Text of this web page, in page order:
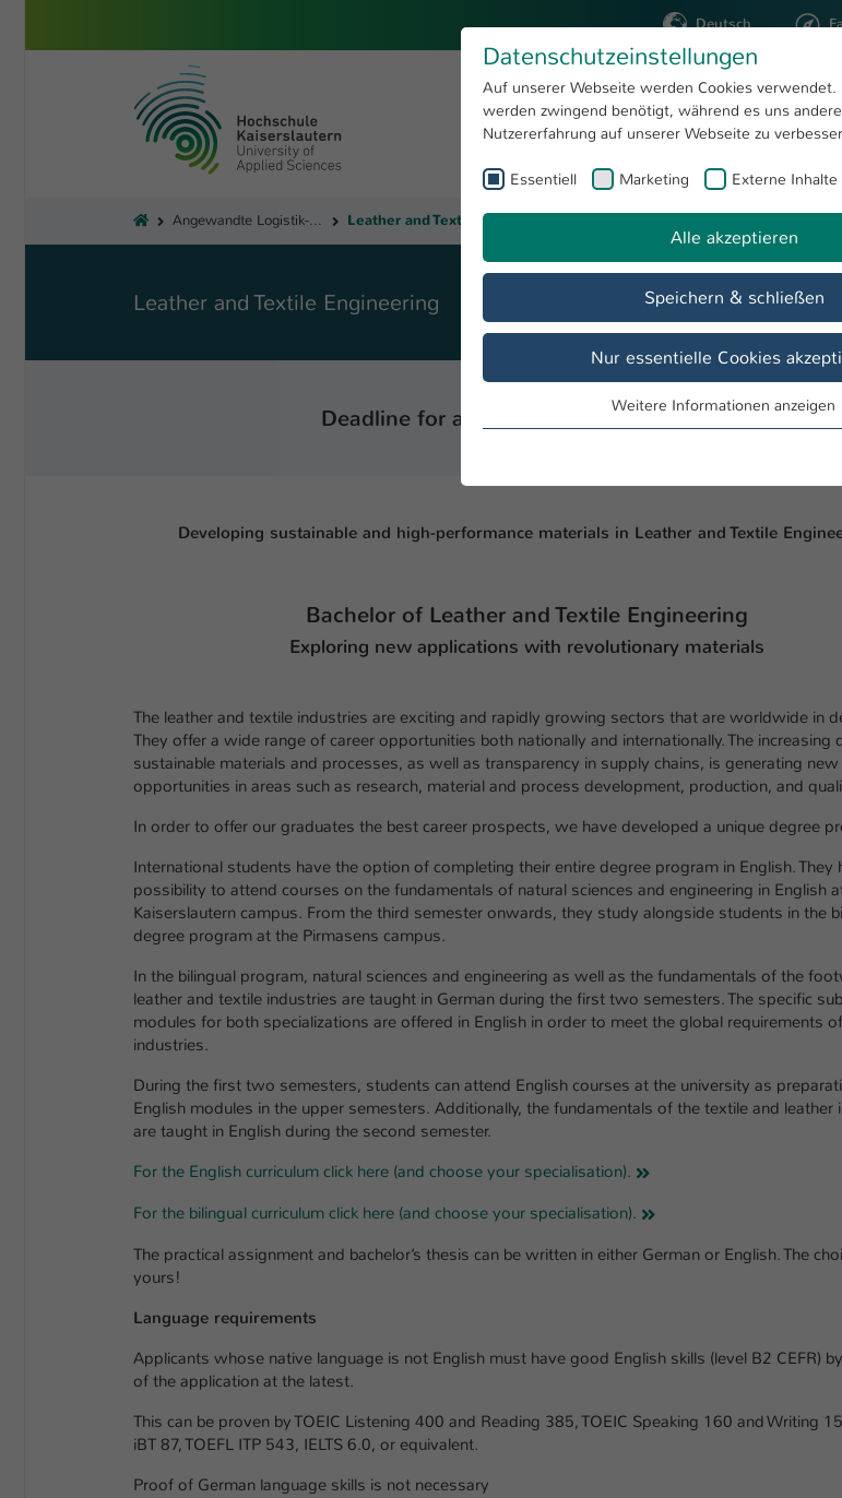
Deutsch
University of Applied Sciences Kaiserslautern
You are here: Angewandte Logistik- und Polymerwissenschaften
Leather and Textile Engineering
Deadline for applications from international
Developing sustainable and high-performance materials in Leather andTextile E
Bachelorof Leather and Textile Engineering
Exploring new applications with revolutionary materials
The leather and textile industries are exciting and rapidly growing sectors that are worldwide in
They offer a wide range of career opportunities both nationally and internationally. The increasing
sustainable materials and processes, as well as transparency in supply chains, is generating new
opportunities in areas such as research, material and process development, production, and
In order to offer our graduates the best career prospects, we have developed a unique degree
International students have the option of completing their entire degree program in English. They
possibility to attend courses on the fundamentals of natural sciences and engineering in English
Kaiserslautern campus. From the third semester onwards, they study alongside students in the
degree program at the Pirmasens campus.
In the bilingual program, natural sciences and engineering as well as the fundamentals of the
leather and textile industries are taught in German during the first two semesters. The specific
modules for both specializations are offered in English in order to meet the global requirements
industries.
During the first two semesters, students can attend English courses at the university as
English modules in the upper semesters. Additionally, the fundamentals of the textile and leather
are taught in English during the second semester.
For the English curriculum click here (and choose your specialisation).
For the bilingual curriculum click here (and choose your specialisation).
The practical assignment and bachelor’s thesis can be written in either German or English. The
yours!
Language requirements
Applicants whose native language is not English must have good English skills (level B2 CEFR)
of the application at the latest.
This can be proven by TOEIC Listening 400 and Reading 385, TOEIC Speaking 160 and Writing
iBT 87, TOEFL ITP 543, IELTS 6.0, or equivalent.
Proof of German language skills is not necessary
Datenschutzeinstellungen
Auf unserer Webseite werden Cookies verwendet.
werden zwingend benötigt, während es uns
Nutzererfahrung auf unserer Webseite zu
Essentiell Marketing Externe Inhalte
Alle akzeptieren
Speichern & schließen
Nur essentielle Cookies
Essentielle Cookies werden für grundlegende
einwandfrei funktioniert.
Name cookie_optin
1 Jahr
Name SgCookieOptin.lastPreferences
Anbieter TYPO3
Laufzeit 1 Jahr
Dieser Wert speichert Ihre
Ihrer vorgenommen
Webseiten-Betreiber dies
Name fe_typo_user / PHPSESSID
Laufzeit 1 Woche
Dieses Cookie ist ein Standard-
von TYPO3. Es speichert im
Logins die Session-ID. So
Anbieter TYPO3
Cookie-Informationen anzeigen
Diese Cookies werden verwendet um das
Besucher auf der Website nachzuverfolgen. Die
Name _pk_*.*
Anbieter Hochschule Kaiserslautern
Laufzeit 7 Tage
Zweck
Cookie von Matomo für
Erzeugt statistische Daten
Besucher die Website nutzt.
Cookie-Informationen anzeigen
Externe Inhalte
Wir verwenden auf unserer Website externe
Weitere Informationen anzeigen